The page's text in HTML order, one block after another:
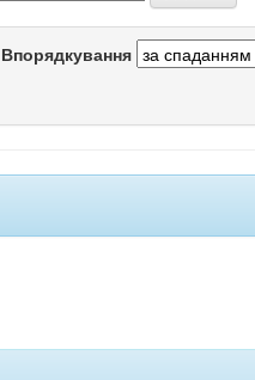
Впорядкування